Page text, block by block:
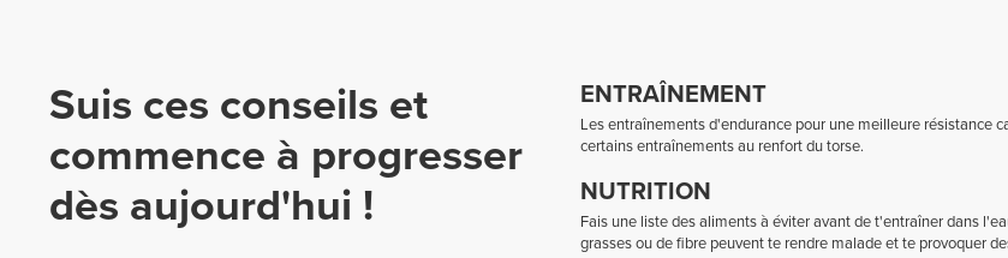
Suis ces conseils et
commence à progresser
dès aujourd'hui !
ENTRAÎNEMENT
Les entraînements d'endurance pour une meilleure résistance
certains entraînements au renfort du torse.
NUTRITION
Fais une liste des aliments à éviter avant de t'entraîner dans
grasses ou de fibre peuvent te rendre malade et te provoquer